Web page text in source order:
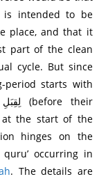
is intended to be
place, and that it
part of the clean
cycle. But since
period starts with
at the start of the
hinges on the
occurring in
. The details are